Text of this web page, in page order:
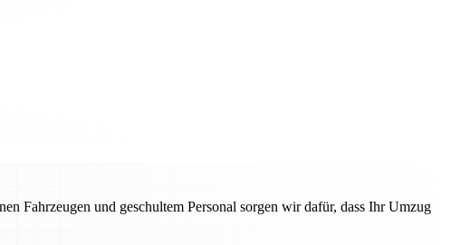
Fahrzeugen und geschultem Personal sorgen wir dafür, dass Ihr Umzug